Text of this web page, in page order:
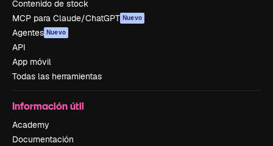
Contenido de stock
MCP para Claude/ChatGPT Nuevo
Agentes Nuevo
API
App móvil
Todas las herramientas
Información útil
Academy
Documentación